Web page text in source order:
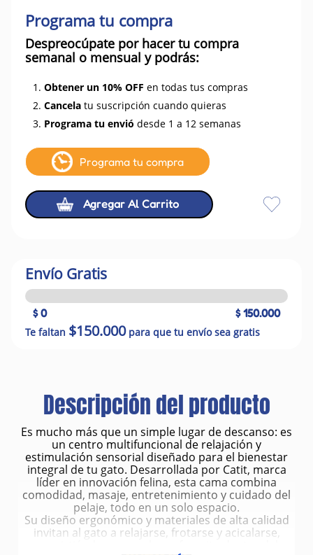
Programa tu compra
Despreocúpate por hacer tu compra
semanal o mensual y podrás:
1. Obtener un 10% OFF en todas tus compras
2. Cancela tu suscripción cuando quieras
3. Programa tu envió desde 1 a 12 semanas
Programa tu compra
Agregar Al Carrito
Envío Gratis
$ 0 $ 150.000
Te faltan $150.000para que tu envío sea gratis
Descripción del producto
Es mucho más que un simple lugar de descanso: es
un centro multifuncional de relajación y
estimulación sensorial diseñado para el bienestar
integral de tu gato. Desarrollada por Catit, marca
líder en innovación felina, esta cama combina
comodidad, masaje, entretenimiento y cuidado del
pelaje, todo en un solo espacio.
Su diseño ergonómico y materiales de alta calidad
invitan al gato a relajarse, frotarse y acicalarse,